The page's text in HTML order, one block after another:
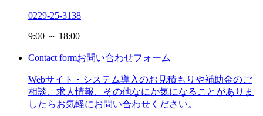
0229-25-3138
9:00 ～ 18:00
Contact formお問い合わせフォーム
Webサイト・システム導入のお見積もりや補助金のご
相談、求人情報、その他なにか気になることがありま
したらお気軽にお問い合わせください。